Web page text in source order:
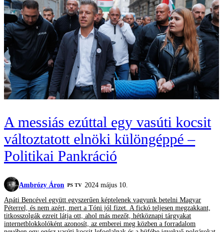
A messiás ezúttal egy vasúti kocsit
változtatott elnöki különgéppé –
Politikai Pankráció
Ambrózy Áron PS TV
2024 május 10.
Apáti Bencével együtt egyszerűen képtelenek vagyunk betelni Magyar
Péterrel, és nem azért, mert a Tóni jól fizet. A fickó teljesen megzakkant,
titkosszolgák ezreit látja ott, ahol más mezőt, hétköznapi tárgyakat
internetblokkolóként azonosít, az emberei meg közben a forradalom